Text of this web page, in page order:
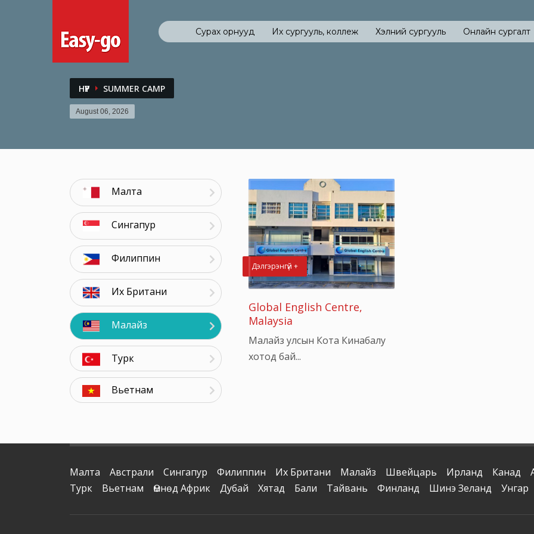
Сурах орнууд Их сургууль, коллеж Хэлний сургууль Онлайн сургалт
НҮҮР SUMMER CAMP
August 06, 2026
Дэлгэрэнгүй +
Global English Centre,
Malaysia
Малайз улсын Кота Кинабалу
хотод бай...
Малта
Сингапур
Филиппин
Их Британи
Малайз
Турк
Вьетнам
Малта Австрали Сингапур Филиппин Их Британи Малайз Швейцарь Ирланд Канад
Турк
Вьетнам Өмнөд Африк Дубай Хятад Бали Тайвань Финланд Шинэ Зеланд Унгар